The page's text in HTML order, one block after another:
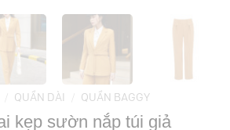
QUẦN DÀI QUẦN BAGGY
kẹp sườn nắp túi giả